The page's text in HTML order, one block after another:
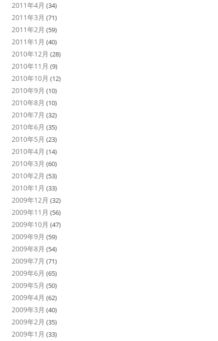
2011年4月 (34)
2011年3月 (71)
2011年2月 (59)
2011年1月 (40)
2010年12月 (28)
2010年11月 (9)
2010年10月 (12)
2010年9月 (10)
2010年8月 (10)
2010年7月 (32)
2010年6月 (35)
2010年5月 (23)
2010年4月 (14)
2010年3月 (60)
2010年2月 (53)
2010年1月 (33)
2009年12月 (32)
2009年11月 (56)
2009年10月 (47)
2009年9月 (59)
2009年8月 (54)
2009年7月 (71)
2009年6月 (65)
2009年5月 (50)
2009年4月 (62)
2009年3月 (40)
2009年2月 (35)
2009年1月 (33)